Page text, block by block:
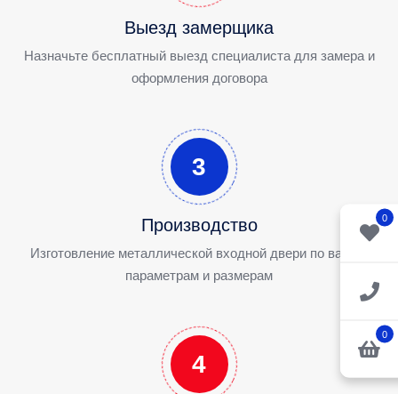
0
0
Выезд замерщика
Назначьте бесплатный выезд специалиста для замера и
оформления договора
3
Производство
Изготовление металлической входной двери по вашим
параметрам и размерам
4